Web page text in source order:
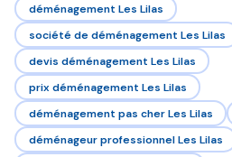
déménagement Les Lilas
société de déménagement Les Lilas
devis déménagement Les Lilas
prix déménagement Les Lilas
déménagement pas cher Les Lilas
déménageur professionnel Les Lilas